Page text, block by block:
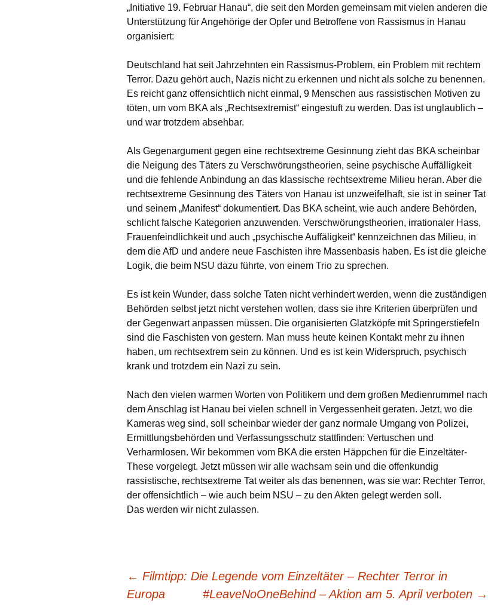
„Initiative 19. Februar Hanau“, die seit den Morden gemeinsam mit vielen anderen die
Unterstützung für Angehörige der Opfer und Betroffene von Rassismus in Hanau
organisiert:
Deutschland hat seit Jahrzehnten ein Rassismus-Problem, ein Problem mit rechtem
Terror. Dazu gehört auch, Nazis nicht zu erkennen und nicht als solche zu benennen.
Es reicht ganz offensichtlich nicht einmal, 9 Menschen aus rassistischen Motiven zu
töten, um vom BKA als „Rechtsextremist“ eingestuft zu werden. Das ist unglaublich –
und war trotzdem absehbar.
Als Gegenargument gegen eine rechtsextreme Gesinnung zieht das BKA scheinbar
die Neigung des Täters zu Verschwörungstheorien, seine psychische Auffälligkeit
und die fehlende Anbindung an das klassische rechtsextreme Milieu heran. Aber die
rechtsextreme Gesinnung des Täters von Hanau ist unzweifelhaft, sie ist in seiner Tat
und seinem „Manifest“ dokumentiert. Das BKA scheint, wie auch andere Behörden,
schlicht falsche Kategorien anzuwenden. Verschwörungstheorien, irrationaler Hass,
Frauenfeindlichkeit und auch „psychische Auffäligkeit“ kennzeichnen das Milieu, in
dem die AfD und andere neue Faschisten ihre Massenbasis haben. Es ist die gleiche
Logik, die beim NSU dazu führte, von einem Trio zu sprechen.
Es ist kein Wunder, dass solche Taten nicht verhindert werden, wenn die zuständigen
Behörden selbst jetzt nicht verstehen wollen, dass sie ihre Kriterien überprüfen und
der Gegenwart anpassen müssen. Die organisierten Glatzköpfe mit Springerstiefeln
sind die Faschisten von gestern. Man muss heute keinen Kontakt mehr zu ihnen
haben, um rechtsextrem sein zu können. Und es ist kein Widerspruch, psychisch
krank und trotzdem ein Nazi zu sein.
Nach den vielen warmen Worten von Politikern und dem großen Medienrummel nach
dem Anschlag ist Hanau bei vielen schnell in Vergessenheit geraten. Jetzt, wo die
Kameras weg sind, soll scheinbar wieder der ganz normale Umgang von Polizei,
Ermittlungsbehörden und Verfassungsschutz stattfinden: Vertuschen und
Verharmlosen. Wir bekommen vom BKA die ersten Häppchen für die Einzeltäter-
These vorgelegt. Jetzt müssen wir alle wachsam sein und die offenkundig
rassistische, rechtsextreme Tat weiter als das benennen, was sie war: Rechter Terror,
der offensichtlich – wie auch beim NSU – zu den Akten gelegt werden soll.
Das werden wir nicht zulassen.
Beitragsnavigation
← Filmtipp: Die Legende vom Einzeltäter – Rechter Terror in
Europa
#LeaveNoOneBehind – Aktion am 5. April verboten →